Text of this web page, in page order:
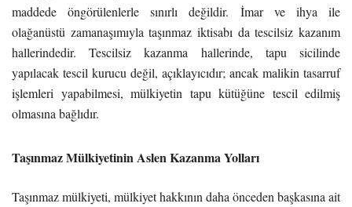
maddede öngörülenlerle sınırlı değildir. İmar ve ihya ile
olağanüstü zamanaşımıyla taşınmaz iktisabı da tescilsiz kazanım
hallerindedir. Tescilsiz kazanma hallerinde, tapu sicilinde
yapılacak tescil kurucu değil, açıklayıcıdır; ancak malikin tasarruf
işlemleri yapabilmesi, mülkiyetin tapu kütüğüne tescil edilmiş
olmasına bağlıdır.
Taşınmaz Mülkiyetinin Aslen Kazanma Yolları
Taşınmaz mülkiyeti, mülkiyet hakkının daha önceden başkasına ait